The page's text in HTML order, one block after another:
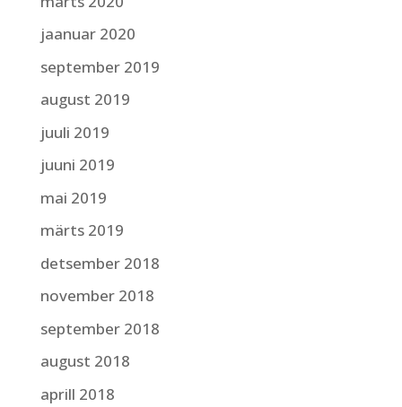
jaanuar 2020
september 2019
august 2019
juuli 2019
juuni 2019
mai 2019
märts 2019
detsember 2018
november 2018
september 2018
august 2018
aprill 2018